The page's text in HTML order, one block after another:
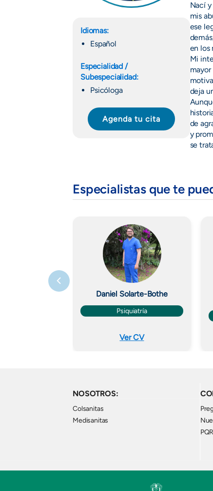
Idiomas:
Español
Especialidad /
Subespecialidad:
Psicóloga
Agenda tu cita
Nací
mis
ese
en los
Mi
deja
de
y
se
Especialistas que te
Imagen
Daniel Solarte-Bothe
Psiquiatría
Ver CV
NOSOTROS:
Colsanitas
Medisanitas